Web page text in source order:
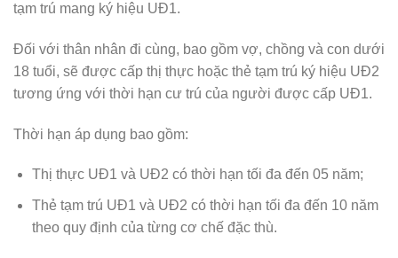
tạm trú mang ký hiệu UĐ1.
Đối với thân nhân đi cùng, bao gồm vợ, chồng và con dưới
18 tuổi, sẽ được cấp thị thực hoặc thẻ tạm trú ký hiệu UĐ2
tương ứng với thời hạn cư trú của người được cấp UĐ1.
Thời hạn áp dụng bao gồm:
Thị thực UĐ1 và UĐ2 có thời hạn tối đa đến 05 năm;
Thẻ tạm trú UĐ1 và UĐ2 có thời hạn tối đa đến 10 năm
theo quy định của từng cơ chế đặc thù.